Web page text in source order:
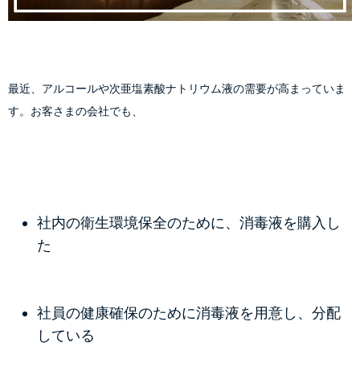
最近、アルコールや次亜塩素酸ナトリウム液の需要が高まっていま
す。お客さまの会社でも、
社内の衛生環境保全のために、消毒液を購入し
た
社員の健康確保のために消毒液を用意し、分配
している